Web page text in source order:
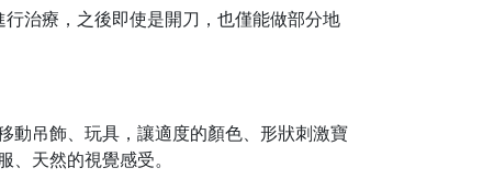
治療，之後即使是開刀，也僅能做部分地
動吊飾、玩具，讓適度的顏色、形狀刺激寶
天然的視覺感受。